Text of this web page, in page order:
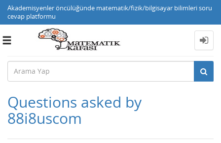
Akademisyenler öncülüğünde matematik/fizik/bilgisayar bilimleri soru
cevap platformu
Toggle
Questions asked by
88i8uscom